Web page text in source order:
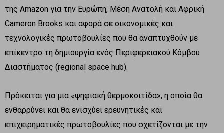
της Amazon για την Ευρώπη, Μέση Ανατολή και Αφρική
Cameron Brooks και αφορά σε οικονομικές και
τεχνολογικές πρωτοβουλίες που θα αναπτυχθούν με
επίκεντρο τη δημιουργία ενός Περιφερειακού Κόμβου
Διαστήματος (regional space hub).
Πρόκειται για μια «ψηφιακή θερμοκοιτίδα», η οποία θα
ενθαρρύνει και θα ενισχύει ερευνητικές και
επιχειρηματικές πρωτοβουλίες που σχετίζονται με την